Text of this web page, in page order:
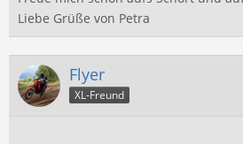
Liebe Grüße von Petra
Flyer
XL-Freund